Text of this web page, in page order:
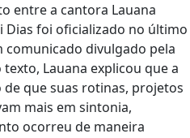
entre a cantora Lauana
Dias foi oficializado no último
comunicado divulgado pela
Lauana explicou que a
que suas rotinas, projetos
mais em sintonia,
ocorreu de maneira